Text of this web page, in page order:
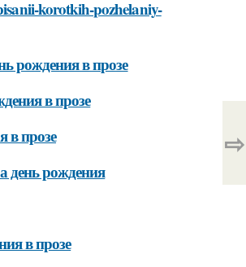
korotkih-pozhelaniy-
рождения в прозе
в прозе
в прозе
день рождения
в прозе
⇨